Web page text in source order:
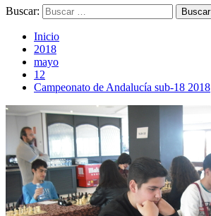
Buscar:
Inicio
2018
mayo
12
Campeonato de Andalucía sub-18 2018